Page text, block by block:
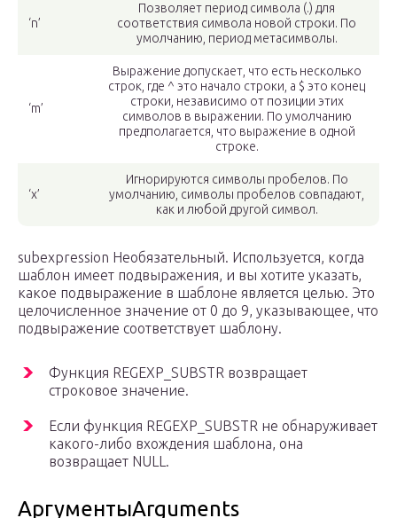
‘n’
Позволяет период символа (.) для
соответствия символа новой строки. По
умолчанию, период метасимволы.
‘m’
Выражение допускает, что есть несколько
строк, где ^ это начало строки, а $ это конец
строки, независимо от позиции этих
символов в выражении. По умолчанию
предполагается, что выражение в одной
строке.
‘x’
Игнорируются символы пробелов. По
умолчанию, символы пробелов совпадают,
как и любой другой символ.
subexpression Необязательный. Используется, когда
шаблон имеет подвыражения, и вы хотите указать,
какое подвыражение в шаблоне является целью. Это
целочисленное значение от 0 до 9, указывающее, что
подвыражение соответствует шаблону.
Функция REGEXP_SUBSTR возвращает
строковое значение.
Если функция REGEXP_SUBSTR не обнаруживает
какого-либо вхождения шаблона, она
возвращает NULL.
АргументыArguments